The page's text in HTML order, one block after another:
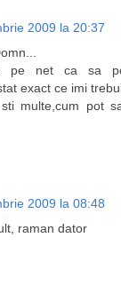
2009 la 20:37
pe net ca sa
exact ce imi
multe,cum pot
2009 la 08:48
raman dator